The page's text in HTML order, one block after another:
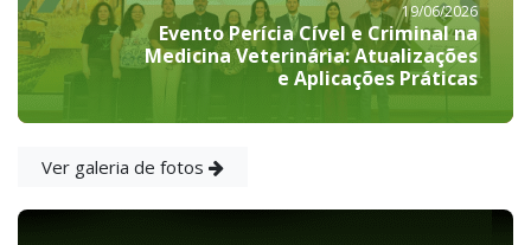
19/06/2026
Evento Perícia Cível e Criminal na
Medicina Veterinária: Atualizações
e Aplicações Práticas
Ver galeria de fotos